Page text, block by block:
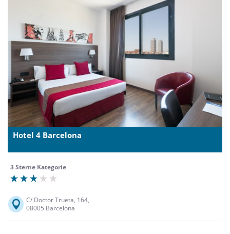
Hotel 4 Barcelona
3 Sterne Kategorie
C/ Doctor Trueta, 164,
08005 Barcelona